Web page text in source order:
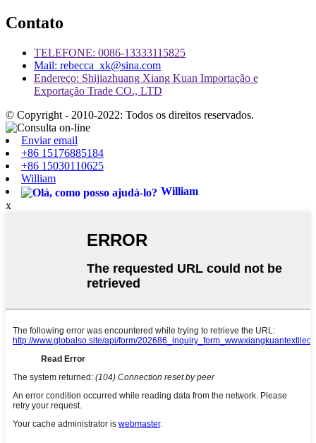
Contato
TELEFONE: 0086-13333115825
Mail: rebecca_xk@sina.com
Endereço: Shijiazhuang Xiang Kuan Importação e
Exportação Trade CO., LTD
© Copyright - 2010-2022: Todos os direitos reservados.
Enviar email
+86 15176885184
+86 15030110625
William
William
x